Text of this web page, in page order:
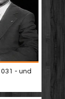
- und